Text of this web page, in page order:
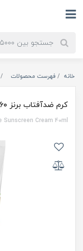
خانه فهرست محصولات
کرم ضدآفتاب برنز SPF60 پرایم 40ml
Sunscreen Cream 40ml